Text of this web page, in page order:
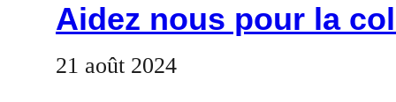
Aidez nous pour la
21 août 2024